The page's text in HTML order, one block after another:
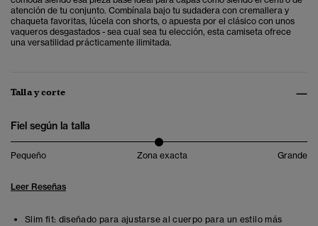
atención de tu conjunto. Combínala bajo tu sudadera con cremallera y
chaqueta favoritas, lúcela con shorts, o apuesta por el clásico con unos
vaqueros desgastados - sea cual sea tu elección, esta camiseta ofrece
una versatilidad prácticamente ilimitada.
Talla y corte
Fiel según la talla
Pequeño Zona exacta Grande
Leer Reseñas
Slim fit: diseñado para ajustarse al cuerpo para un estilo más